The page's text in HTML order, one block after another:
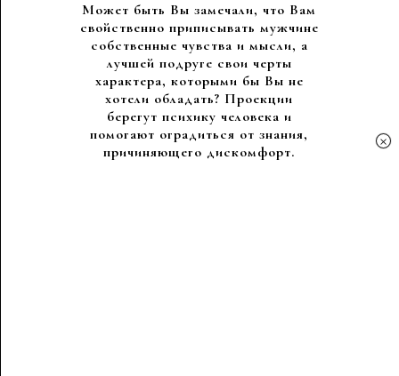
Может быть Вы замечали, что Вам
свойственно приписывать мужчине
собственные чувства и мысли, а
лучшей подруге свои черты
характера, которыми бы Вы не
хотели обладать? Проекции
берегут психику человека и
помогают оградиться от знания,
причиняющего дискомфорт.
×